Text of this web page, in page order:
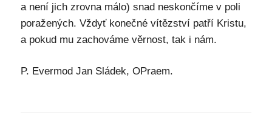
a není jich zrovna málo) snad neskončíme v poli
poražených. Vždyť konečné vítězství patří Kristu,
a pokud mu zachováme věrnost, tak i nám.
P. Evermod Jan Sládek, OPraem.